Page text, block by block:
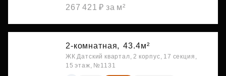
267 421 ₽ за м²
2-комнатная, 43.4м²
ЖК Датский квартал, 2 корпус, 17 секция,
15 этаж, №1131